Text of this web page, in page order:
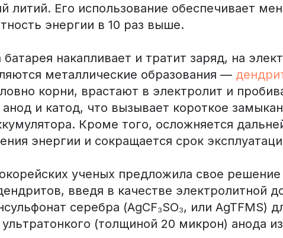
литий. Его использование обеспечивает
энергии в 10 раз выше.
накапливает и тратит заряд, на
металлические образования —
корни, врастают в электролит и
и катод, что вызывает короткое
Кроме того, осложняется
энергии и сокращается срок
ученых предложила свое
введя в качестве электролитной
серебра (AgCF₃SO₃, или AgTFMS)
ультратонкого (толщиной 20 микрон) анода